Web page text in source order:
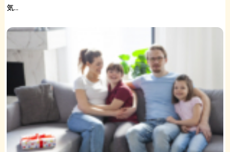
気...